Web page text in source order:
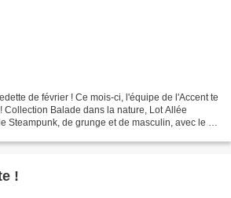
de février ! Ce mois-ci, l'équipe de l'Accent te
Collection Balade dans la nature, Lot Allée
Steampunk, de grunge et de masculin, avec le lot
!